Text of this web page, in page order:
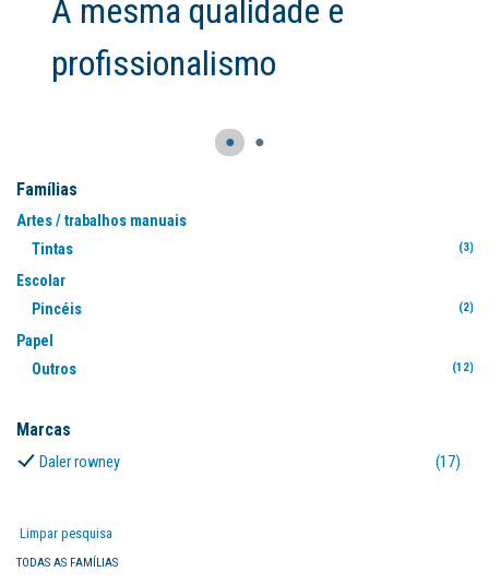
● ●
Famílias
Artes / trabalhos manuais
Tintas
(3)
Escolar
Pincéis
(2)
Papel
Outros
(12)
Marcas
Daler rowney (17)
Limpar pesquisa
TODAS AS FAMÍLIAS